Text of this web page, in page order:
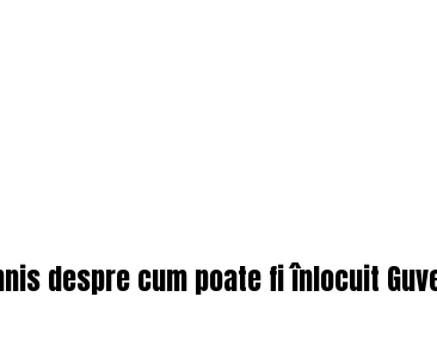
despre cum poate fi înlocuit